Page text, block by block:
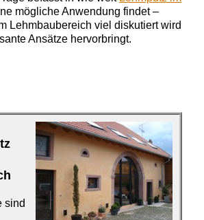
mögliche Anwendung findet –
Lehmbaubereich viel diskutiert wird
Ansätze hervorbringt.
sind